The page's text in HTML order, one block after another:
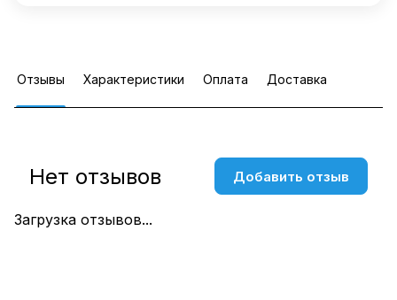
Отзывы Характеристики Оплата Доставка
Загрузка отзывов...
Нет отзывов Добавить отзыв